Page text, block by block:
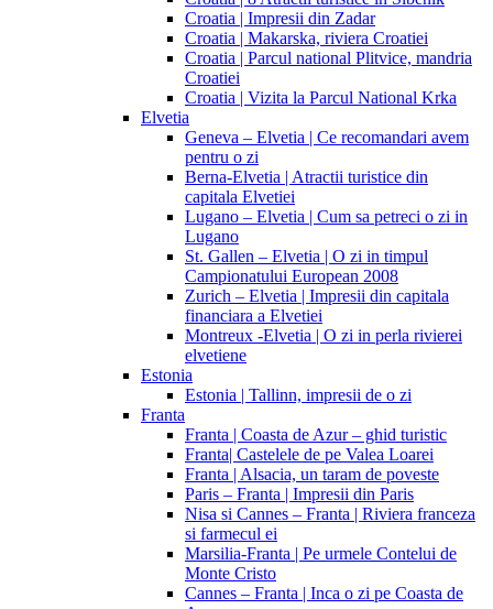
Croatia | Impresii din Zadar
Croatia | Makarska, riviera Croatiei
Croatia | Parcul national Plitvice, mandria
Croatiei
Croatia | Vizita la Parcul National Krka
Elvetia
Geneva – Elvetia | Ce recomandari avem
pentru o zi
Berna-Elvetia | Atractii turistice din
capitala Elvetiei
Lugano – Elvetia | Cum sa petreci o zi in
Lugano
St. Gallen – Elvetia | O zi in timpul
Campionatului European 2008
Zurich – Elvetia | Impresii din capitala
financiara a Elvetiei
Montreux -Elvetia | O zi in perla rivierei
elvetiene
Estonia
Estonia | Tallinn, impresii de o zi
Franta
Franta | Coasta de Azur – ghid turistic
Franta| Castelele de pe Valea Loarei
Franta | Alsacia, un taram de poveste
Paris – Franta | Impresii din Paris
Nisa si Cannes – Franta | Riviera franceza
si farmecul ei
Marsilia-Franta | Pe urmele Contelui de
Monte Cristo
Cannes – Franta | Inca o zi pe Coasta de